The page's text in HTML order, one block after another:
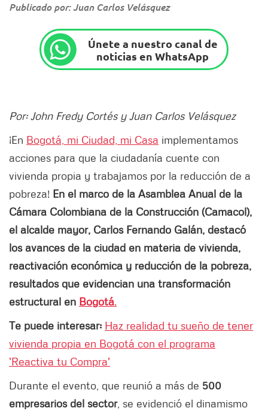
Publicado por: Juan Carlos Velásquez
Únete a nuestro canal de
noticias en WhatsApp
Por: John Fredy Cortés y Juan Carlos Velásquez
¡En Bogotá, mi Ciudad, mi Casa implementamos
acciones para que la ciudadanía cuente con
vivienda propia y trabajamos por la reducción de a
pobreza! En el marco de la Asamblea Anual de la
Cámara Colombiana de la Construcción (Camacol),
el alcalde mayor, Carlos Fernando Galán, destacó
los avances de la ciudad en materia de vivienda,
reactivación económica y reducción de la pobreza,
resultados que evidencian una transformación
estructural en Bogotá.
Te puede interesar: Haz realidad tu sueño de tener
vivienda propia en Bogotá con el programa
'Reactiva tu Compra'
Durante el evento, que reunió a más de 500
empresarios del sector, se evidenció el dinamismo